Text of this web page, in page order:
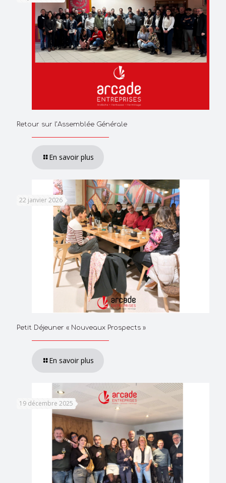
Retour sur l’Assemblée Générale
En savoir plus
22 janvier 2026
Petit Déjeuner « Nouveaux Prospects »
En savoir plus
19 décembre 2025